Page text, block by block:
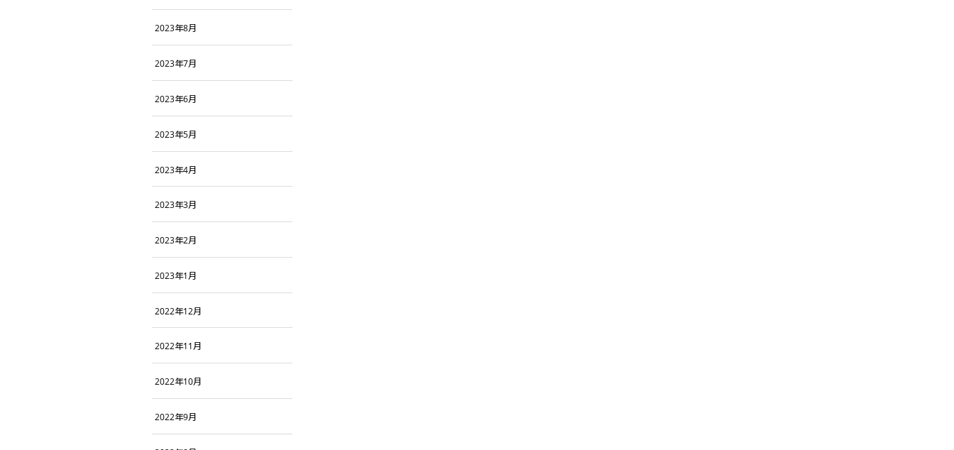
2023年8月
2023年7月
2023年6月
2023年5月
2023年4月
2023年3月
2023年2月
2023年1月
2022年12月
2022年11月
2022年10月
2022年9月